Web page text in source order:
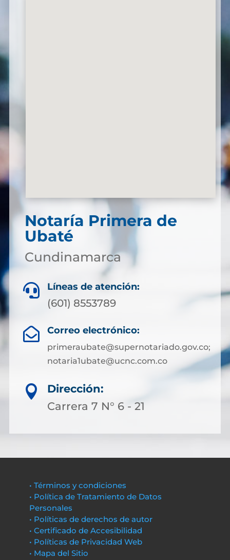
Notaría Primera de
Ubaté
Cundinamarca
 Líneas de atención:
(601) 8553789
 Correo electrónico:
primeraubate@supernotariado.gov.co;
notaria1ubate@ucnc.com.co

Dirección:
Carrera 7 N° 6 - 21
• Términos y condiciones
• Política de Tratamiento de Datos
Personales
• Políticas de derechos de autor
• Certificado de Accesibilidad
• Políticas de Privacidad Web
• Mapa del Sitio